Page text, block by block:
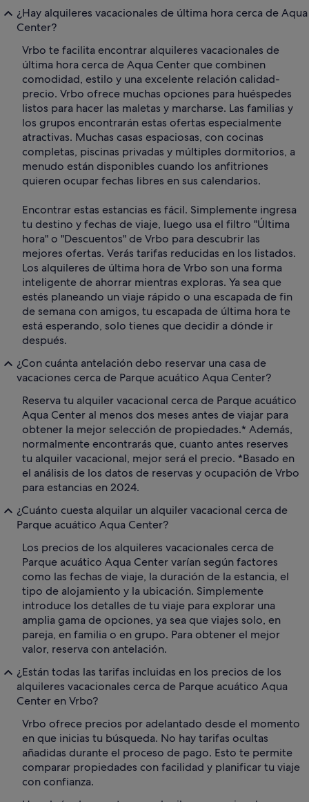
¿Hay alquileres vacacionales de última hora cerca de Aqua
Center?
Vrbo te facilita encontrar alquileres vacacionales de
última hora cerca de Aqua Center que combinen
comodidad, estilo y una excelente relación calidad-
precio. Vrbo ofrece muchas opciones para huéspedes
listos para hacer las maletas y marcharse. Las familias y
los grupos encontrarán estas ofertas especialmente
atractivas. Muchas casas espaciosas, con cocinas
completas, piscinas privadas y múltiples dormitorios, a
menudo están disponibles cuando los anfitriones
quieren ocupar fechas libres en sus calendarios.
Encontrar estas estancias es fácil. Simplemente ingresa
tu destino y fechas de viaje, luego usa el filtro "Última
hora" o "Descuentos" de Vrbo para descubrir las
mejores ofertas. Verás tarifas reducidas en los listados.
Los alquileres de última hora de Vrbo son una forma
inteligente de ahorrar mientras exploras. Ya sea que
estés planeando un viaje rápido o una escapada de fin
de semana con amigos, tu escapada de última hora te
está esperando, solo tienes que decidir a dónde ir
después.
¿Con cuánta antelación debo reservar una casa de
vacaciones cerca de Parque acuático Aqua Center?
Reserva tu alquiler vacacional cerca de Parque acuático
Aqua Center al menos dos meses antes de viajar para
obtener la mejor selección de propiedades.* Además,
normalmente encontrarás que, cuanto antes reserves
tu alquiler vacacional, mejor será el precio. *Basado en
el análisis de los datos de reservas y ocupación de Vrbo
para estancias en 2024.
¿Cuánto cuesta alquilar un alquiler vacacional cerca de
Parque acuático Aqua Center?
Los precios de los alquileres vacacionales cerca de
Parque acuático Aqua Center varían según factores
como las fechas de viaje, la duración de la estancia, el
tipo de alojamiento y la ubicación. Simplemente
introduce los detalles de tu viaje para explorar una
amplia gama de opciones, ya sea que viajes solo, en
pareja, en familia o en grupo. Para obtener el mejor
valor, reserva con antelación.
¿Están todas las tarifas incluidas en los precios de los
alquileres vacacionales cerca de Parque acuático Aqua
Center en Vrbo?
Vrbo ofrece precios por adelantado desde el momento
en que inicias tu búsqueda. No hay tarifas ocultas
añadidas durante el proceso de pago. Esto te permite
comparar propiedades con facilidad y planificar tu viaje
con confianza.